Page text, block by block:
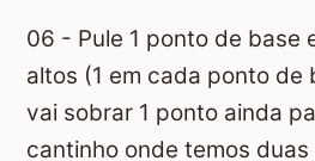
06 - Pule 1 ponto de base
altos (1 em cada ponto de
vai sobrar 1 ponto ainda
cantinho onde temos